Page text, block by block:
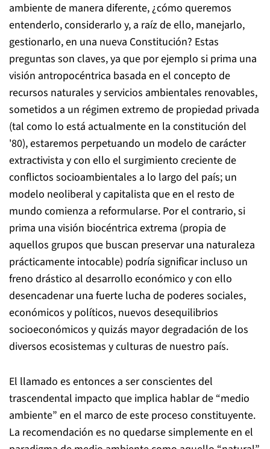
ambiente de manera diferente, ¿cómo queremos
entenderlo, considerarlo y, a raíz de ello, manejarlo,
gestionarlo, en una nueva Constitución? Estas
preguntas son claves, ya que por ejemplo si prima una
visión antropocéntrica basada en el concepto de
recursos naturales y servicios ambientales renovables,
sometidos a un régimen extremo de propiedad privada
(tal como lo está actualmente en la constitución del
'80), estaremos perpetuando un modelo de carácter
extractivista y con ello el surgimiento creciente de
conflictos socioambientales a lo largo del país; un
modelo neoliberal y capitalista que en el resto de
mundo comienza a reformularse. Por el contrario, si
prima una visión biocéntrica extrema (propia de
aquellos grupos que buscan preservar una naturaleza
prácticamente intocable) podría significar incluso un
freno drástico al desarrollo económico y con ello
desencadenar una fuerte lucha de poderes sociales,
económicos y políticos, nuevos desequilibrios
socioeconómicos y quizás mayor degradación de los
diversos ecosistemas y culturas de nuestro país.
El llamado es entonces a ser conscientes del
trascendental impacto que implica hablar de “medio
ambiente” en el marco de este proceso constituyente.
La recomendación es no quedarse simplemente en el